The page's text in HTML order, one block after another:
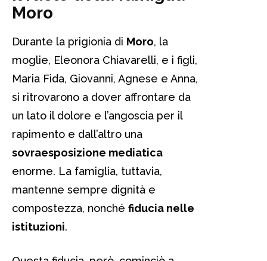
Moro
Durante la prigionia di Moro, la
moglie, Eleonora Chiavarelli, e i figli,
Maria Fida, Giovanni, Agnese e Anna,
si ritrovarono a dover affrontare da
un lato il dolore e l’angoscia per il
rapimento e dall’altro una
sovraesposizione mediatica
enorme. La famiglia, tuttavia,
mantenne sempre dignità e
compostezza, nonché fiducia nelle
istituzioni.